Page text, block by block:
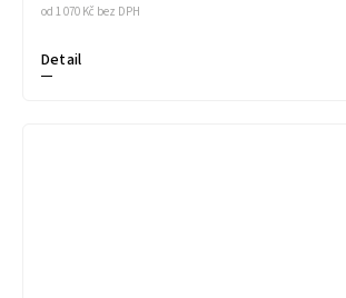
od 1 070 Kč bez DPH
Detail